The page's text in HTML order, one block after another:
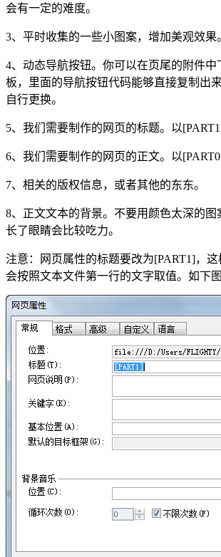
会有一定的难度。
3、平时收集的一些小图案，增加美观效果
4、动态导航按钮。你可以在页尾的附件中
板，里面的导航按钮代码能够直接复制出
自行更换。
5、我们需要制作的网页的标题。以
6、我们需要制作的网页的正文。以
7、相关的版权信息，或者其他的东东。
8、正文文本的背景。不要用颜色太深的图
长了眼睛会比较吃力。
注意：网页属性的标题要改为[PART1]，
会按照文本文件第一行的文字取值。如下